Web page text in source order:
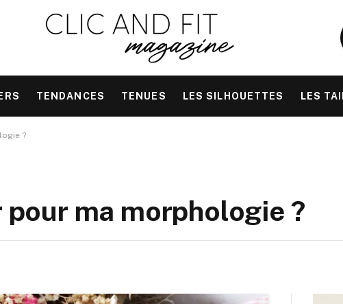
TENDANCES TENUES LES SILHOUETTES LES
?
ma morphologie ?